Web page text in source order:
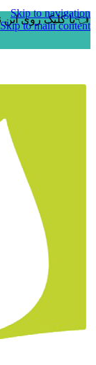
Skip to navigation
Skip to main content
👈با کلیک روی این